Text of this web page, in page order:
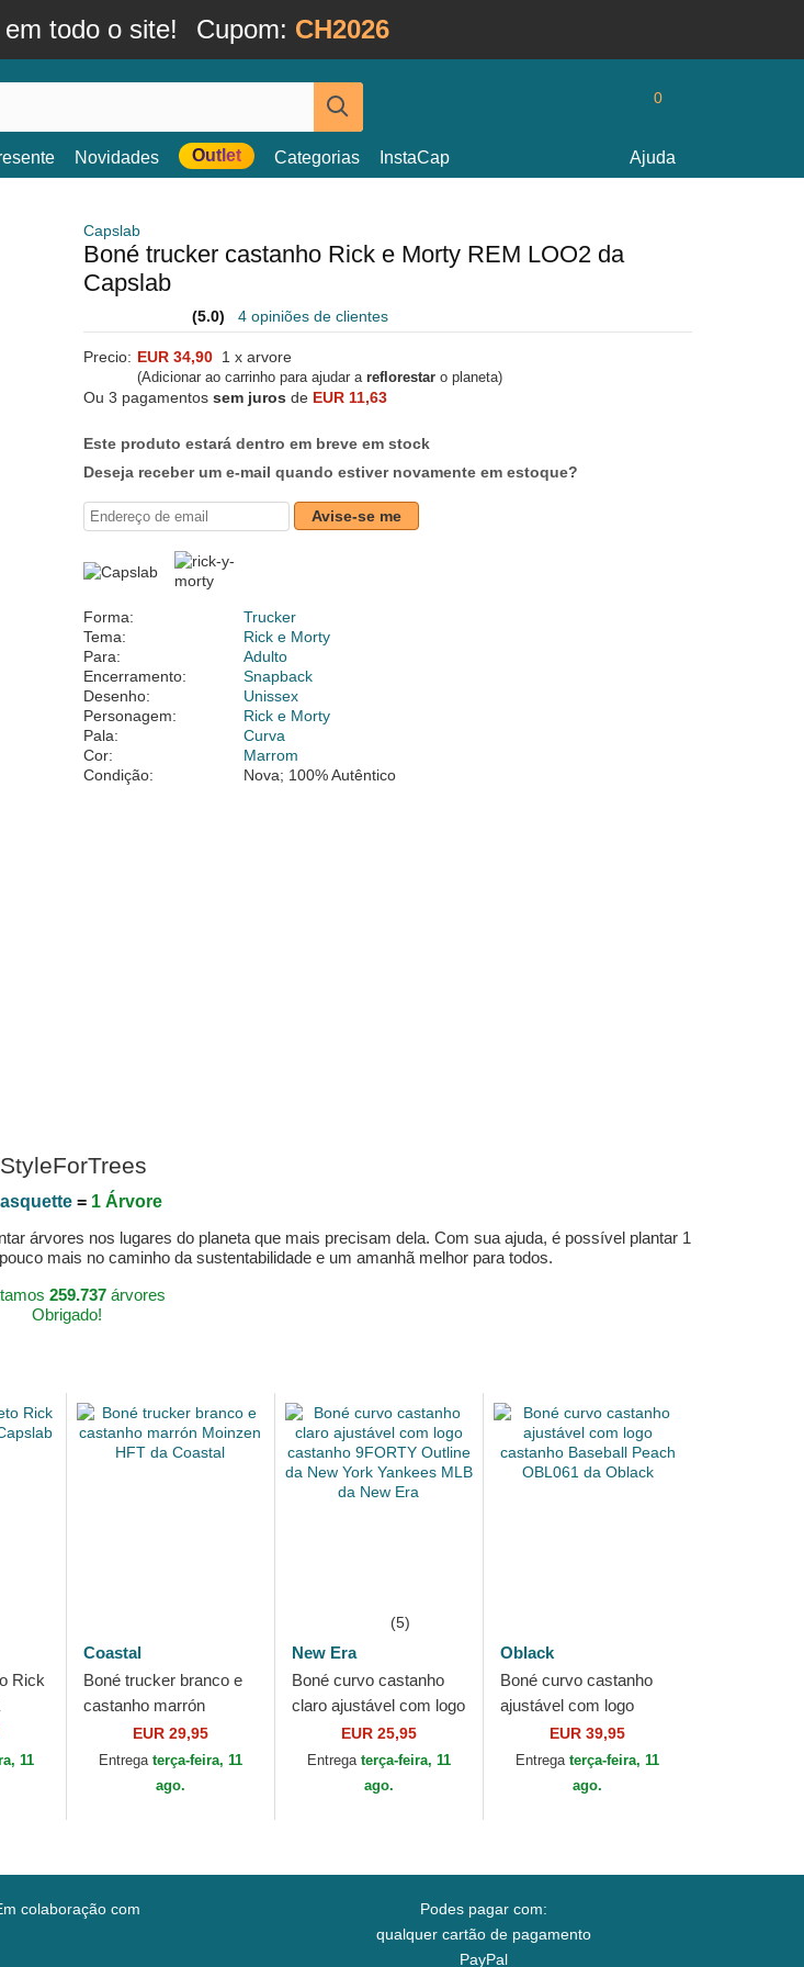
todo o site! Cupom: CH2026
0
Novidades Outlet Categorias InstaCap Ajuda
Capslab
Boné trucker castanho Rick e Morty REM LOO2 da
Capslab
(5.0) 4 opiniões de clientes
Precio: EUR 34,90 1 x arvore
(Adicionar ao carrinho para ajudar a reflorestar o planeta)
Ou 3 pagamentos sem juros de EUR 11,63
Este produto estará dentro em breve em stock
Deseja receber um e-mail quando estiver novamente em estoque?
Avise-se me
Forma:
Trucker
Tema:
Rick e Morty
Para:
Adulto
Encerramento:
Snapback
Desenho:
Unissex
Personagem:
Rick e Morty
Pala:
Curva
Cor:
Marrom
Condição:
Nova; 100% Autêntico
= 1 Árvore
árvores nos lugares do planeta que mais precisam dela. Com sua ajuda, é possível plantar 1
mais no caminho da sustentabilidade e um amanhã melhor para todos.
259.737árvores
Obrigado!
Rick
11
Coastal
Boné trucker branco e
castanho marrón
Moinzen HFT da
Coastal
EUR 29,95
Entrega terça-feira, 11
ago.
(5)
New Era
Boné curvo castanho
claro ajustável com logo
castanho 9FORTY
Outline da New York
Yankees MLB da...
EUR 25,95
Entrega terça-feira, 11
ago.
Oblack
Boné curvo castanho
ajustável com logo
castanho Baseball
Peach OBL061 da
EUR 39,95
Entregaterça-feira, 11
ago.
colaboração com
Podes pagar com:
qualquer cartão de pagamento
PayPal